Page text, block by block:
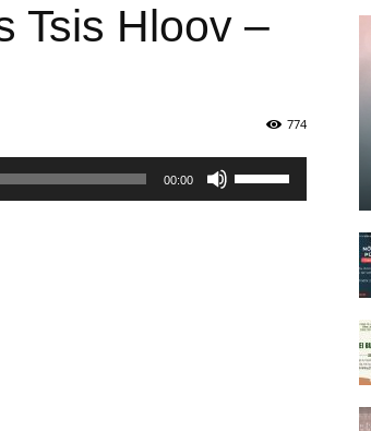
Tsis Hloov –
774
00:00
dụng